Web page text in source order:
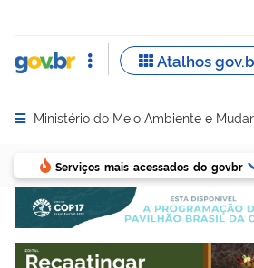
Abrir menu principal de
Ministério do Meio Ambiente e
Serviços mais acessados do govbr